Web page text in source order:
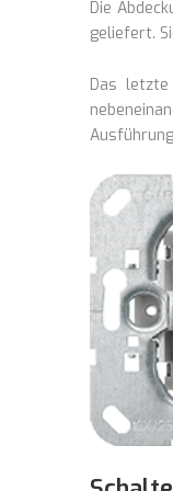
Die
geliefert.
Das